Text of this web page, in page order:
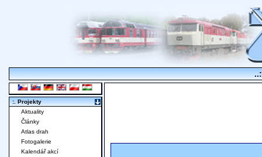
:. Projekty
Aktuality
Články
Atlas drah
Fotogalerie
Kalendář akcí